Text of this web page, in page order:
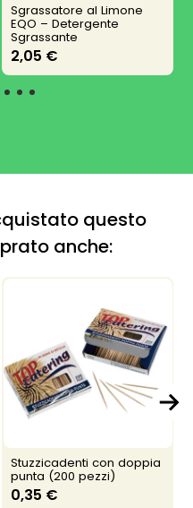
Sgrassatore al Limone
EQO – Detergente
Sgrassante
2,05 €
questo
anche:
Stuzzicadenti con doppia
punta (200 pezzi)
0,35 €